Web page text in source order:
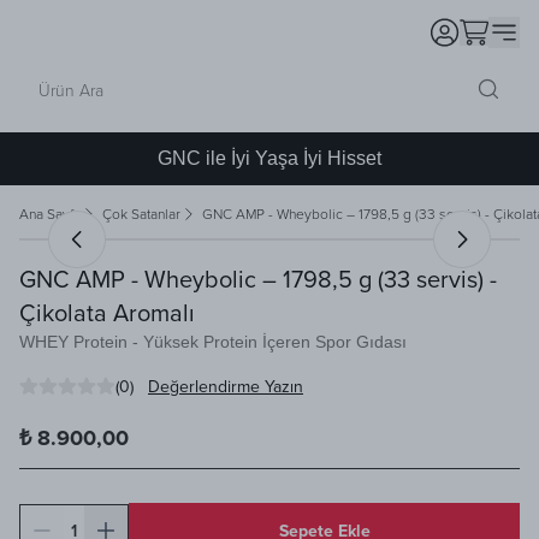
GNC ile İyi Yaşa İyi Hisset
Ana Sayfa Çok Satanlar GNC AMP - Wheybolic – 1798,5 g (33 servis) -
GNC AMP - Wheybolic – 1798,5 g (33 servis) -
Çikolata Aromalı
WHEY Protein - Yüksek Protein İçeren Spor Gıdası
(0) Değerlendirme Yazın
₺ 8.900,00
1 Sepete Ekle